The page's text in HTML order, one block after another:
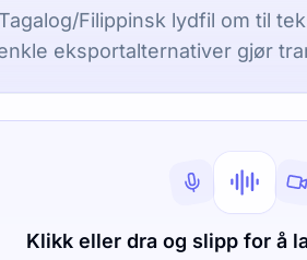
Filippinsk lydfil om til
eksportalternativer gjør
Klikk eller dra og slipp for å